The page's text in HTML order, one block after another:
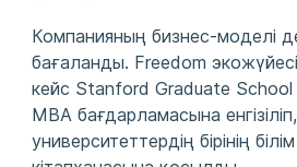
Компанияның бизнес-моделі
бағаланды. Freedom
кейс Stanford Graduate School
MBA бағдарламасына
университеттердің бірінің